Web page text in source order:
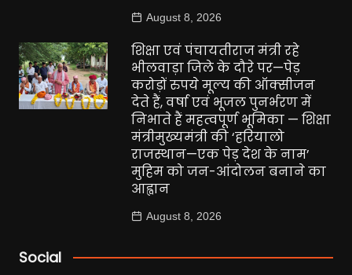
August 8, 2026
शिक्षा एवं पंचायतीराज मंत्री रहे
भीलवाड़ा जिले के दौरे पर—पेड़
करोड़ों रुपये मूल्य की ऑक्सीजन
देते हैं, वर्षा एवं भूजल पुनर्भरण में
निभाते हैं महत्वपूर्ण भूमिका — शिक्षा
मंत्रीमुख्यमंत्री की ‘हरियालो
राजस्थान—एक पेड़ देश के नाम’
मुहिम को जन-आंदोलन बनाने का
आह्वान
August 8, 2026
Social